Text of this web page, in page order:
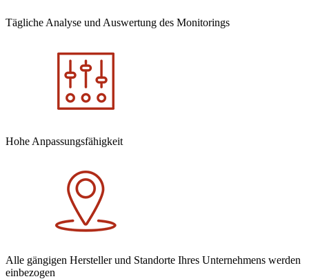
Tägliche Analyse und Auswertung des Monitorings
Hohe Anpassungsfähigkeit
Alle gängigen Hersteller und Standorte Ihres Unternehmens werden
einbezogen